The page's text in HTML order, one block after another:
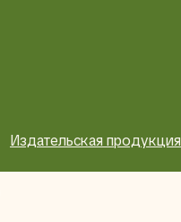
Издательская продукция